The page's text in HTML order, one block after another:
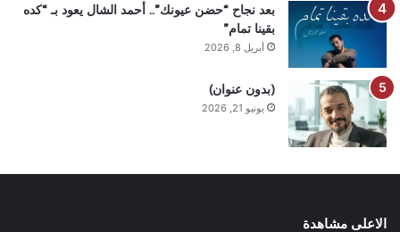
بعد نجاح “حضن عيونك”.. أحمد الشال يعود بـ “كده
بقينا تمام”
أبريل 8, 2026
(بدون عنوان)
يونيو 21, 2026
الاعلى مشاهدة